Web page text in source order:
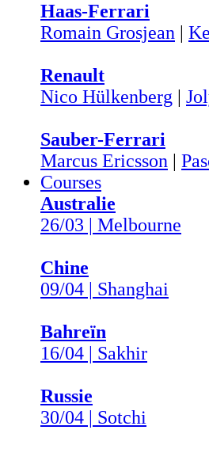
Haas-Ferrari
Romain Grosjean |
Renault
Nico Hülkenberg |
Sauber-Ferrari
Marcus Ericsson |
Courses
Australie
26/03 | Melbourne
Chine
09/04 | Shanghai
Bahreïn
16/04 | Sakhir
Russie
30/04 | Sotchi